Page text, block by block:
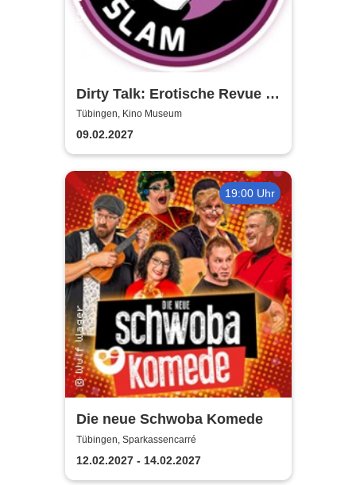
Dirty Talk: Erotische Revue in
Tübingen
Tübingen, Kino Museum
09.02.2027
19:00 Uhr
Die neue Schwoba Komede
Tübingen, Sparkassencarré
12.02.2027 - 14.02.2027